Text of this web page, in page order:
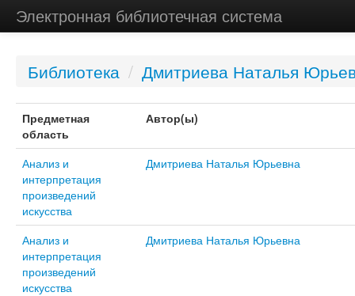
Электронная библиотечная система
Библиотека / Дмитриева Наталья
Предметная
область
Автор(ы)
Анализ и
интерпретация
произведений
искусства
Дмитриева Наталья Юрьевна
Анализ и
интерпретация
произведений
искусства
Дмитриева Наталья Юрьевна